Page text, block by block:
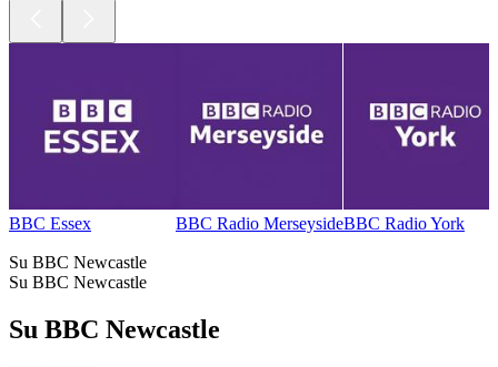
BBC Essex BBC Radio MerseysideBBC Radio York
Su BBC Newcastle
Su BBC Newcastle
Su BBC Newcastle